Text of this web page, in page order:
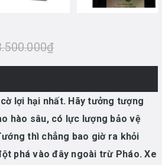
lợi hại nhất. Hãy tưởng tượng
hào sâu, có lực lượng bảo vệ
thì chẳng bao giờ ra khỏi
phá vào đây ngoài trừ Pháo. Xe